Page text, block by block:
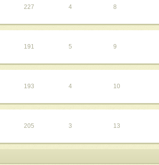
227 4 8
191 5 9
193 4 10
205 3 13